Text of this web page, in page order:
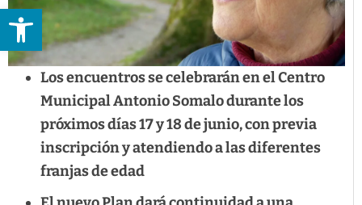
Abrir barra de herramientas
Los encuentros se celebrarán en el Centro
Municipal Antonio Somalo durante los
próximos días 17 y 18 de junio, con previa
inscripción y atendiendo a las diferentes
franjas de edad